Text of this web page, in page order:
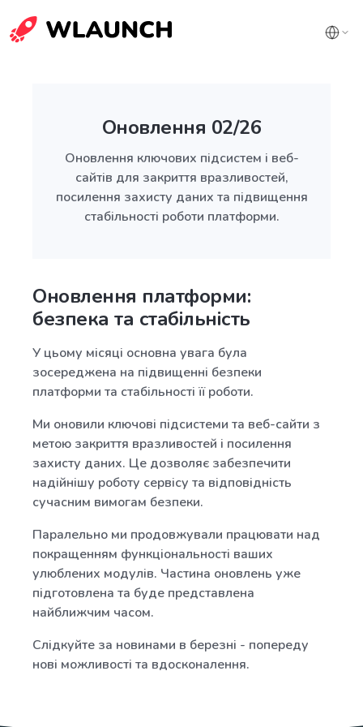
Оновлення 02/26
Оновлення ключових підсистем і веб-
сайтів для закриття вразливостей,
посилення захисту даних та підвищення
стабільності роботи платформи.
Оновлення платформи:
безпека та стабільність
У цьому місяці основна увага була
зосереджена на підвищенні безпеки
платформи та стабільності її роботи.
Ми оновили ключові підсистеми та веб-сайти з
метою закриття вразливостей і посилення
захисту даних. Це дозволяє забезпечити
надійнішу роботу сервісу та відповідність
сучасним вимогам безпеки.
Паралельно ми продовжували працювати над
покращенням функціональності ваших
улюблених модулів. Частина оновлень уже
підготовлена та буде представлена
найближчим часом.
Слідкуйте за новинами в березні - попереду
нові можливості та вдосконалення.